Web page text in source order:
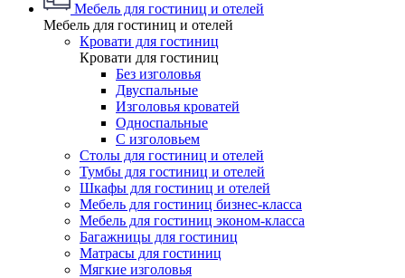
Мебель для гостиниц и отелей
Мебель для гостиниц и отелей
Кровати для гостиниц
Кровати для гостиниц
Без изголовья
Двуспальные
Изголовья кроватей
Односпальные
С изголовьем
Столы для гостиниц и отелей
Тумбы для гостиниц и отелей
Шкафы для гостиниц и отелей
Мебель для гостиниц бизнес-класса
Мебель для гостиниц эконом-класса
Багажницы для гостиниц
Матрасы для гостиниц
Мягкие изголовья